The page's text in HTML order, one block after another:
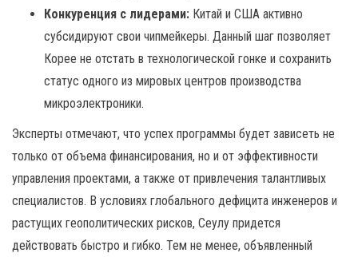
Конкуренция с лидерами: Китай и США активно
субсидируют свои чипмейкеры. Данный шаг позволяет
Корее не отстать в технологической гонке и сохранить
статус одного из мировых центров производства
микроэлектроники.
Эксперты отмечают, что успех программы будет зависеть не
только от объема финансирования, но и от эффективности
управления проектами, а также от привлечения талантливых
специалистов. В условиях глобального дефицита инженеров и
растущих геополитических рисков, Сеулу придется
действовать быстро и гибко. Тем не менее, объявленный